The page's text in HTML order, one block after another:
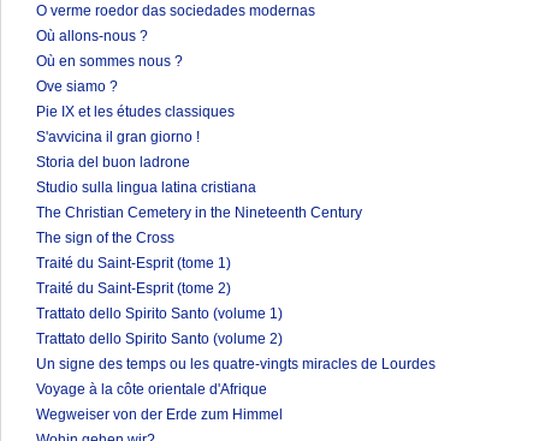
O verme roedor das sociedades modernas
Où allons-nous ?
Où en sommes nous ?
Ove siamo ?
Pie IX et les études classiques
S'avvicina il gran giorno !
Storia del buon ladrone
Studio sulla lingua latina cristiana
The Christian Cemetery in the Nineteenth Century
The sign of the Cross
Traité du Saint-Esprit (tome 1)
Traité du Saint-Esprit (tome 2)
Trattato dello Spirito Santo (volume 1)
Trattato dello Spirito Santo (volume 2)
Un signe des temps ou les quatre-vingts miracles de Lourdes
Voyage à la côte orientale d'Afrique
Wegweiser von der Erde zum Himmel